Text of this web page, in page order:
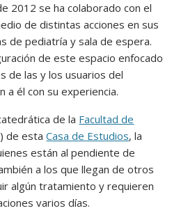
2012 se ha colaborado con el
de distintas acciones en sus
de pediatría y sala de espera.
de este espacio enfocado
de las y los usuarios del
a él con su experiencia.
de la Facultad de
de estaCasa de Estudios, la
están al pendiente de
a los que llegan de otros
algún tratamiento y requieren
varios días.